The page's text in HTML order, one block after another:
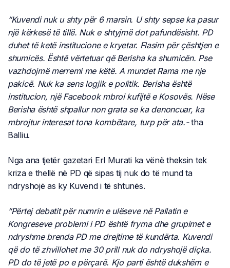
“Kuvendi nuk u shty për 6 marsin. U shty sepse ka pasur
një kërkesë të tillë. Nuk e shtyjmë dot pafundësisht. PD
duhet të ketë institucione e kryetar. Flasim për çështjen e
shumicës. Është vërtetuar që Berisha ka shumicën. Pse
vazhdojmë merremi me këtë. A mundet Rama me nje
pakicë. Nuk ka sens logjik e politik. Berisha është
institucion, një Facebook mbroi kufijtë e Kosovës. Nëse
Berisha është shpallur non grata se ka denoncuar, ka
mbrojtur interesat tona kombëtare, turp për ata.-tha
Balliu.
Nga ana tjetër gazetari Erl Murati ka vënë theksin tek
kriza e thellë në PD që sipas tij nuk do të mund ta
ndryshojë as ky Kuvend i të shtunës.
“Përtej debatit për numrin e ulëseve në Pallatin e
Kongreseve problemi i PD është fryma dhe grupimet e
ndryshme brenda PD me drejtime të kundërta. Kuvendi
që do të zhvillohet me 30 prill nuk do ndryshojë diçka.
PD do të jetë po e përçarë. Kjo parti është dukshëm e